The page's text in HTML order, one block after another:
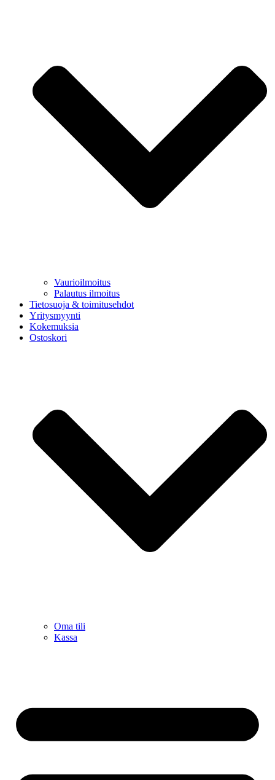
Vaurioilmoitus
Palautus ilmoitus
Tietosuoja & toimitusehdot
Yritysmyynti
Kokemuksia
Ostoskori
Oma tili
Kassa